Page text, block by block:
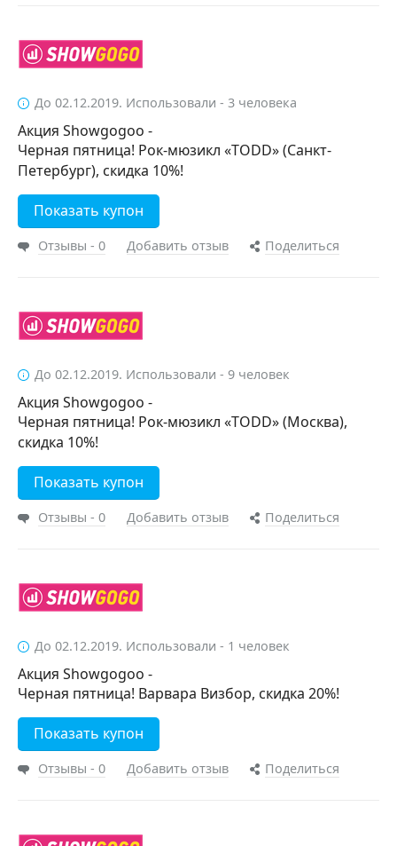
До 02.12.2019. Использовали - 3 человека
Акция Showgogoo -
Черная пятница! Рок-мюзикл «TODD» (Санкт-
Петербург), скидка 10%!
Показать купон
Отзывы - 0 Добавить отзыв Поделиться
До 02.12.2019. Использовали - 9 человек
Акция Showgogoo -
Черная пятница! Рок-мюзикл «TODD» (Москва),
скидка 10%!
Показать купон
Отзывы - 0 Добавить отзыв Поделиться
До 02.12.2019. Использовали - 1 человек
Акция Showgogoo -
Черная пятница! Варвара Визбор, скидка 20%!
Показать купон
Отзывы - 0 Добавить отзыв Поделиться